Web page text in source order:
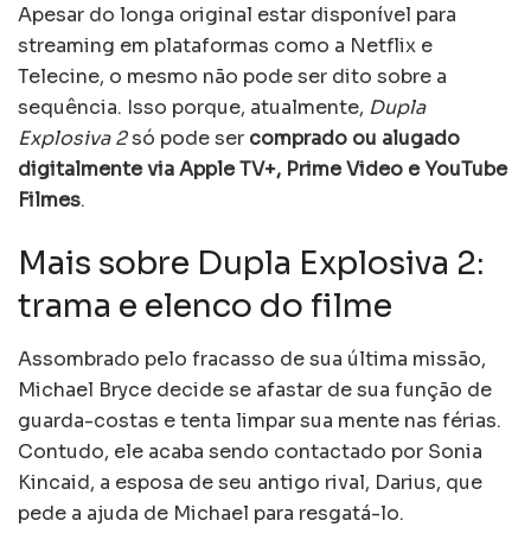
Apesar do longa original estar disponível para
streaming em plataformas como a Netflix e
Telecine, o mesmo não pode ser dito sobre a
sequência. Isso porque, atualmente, Dupla
Explosiva 2só pode ser comprado ou alugado
digitalmente via Apple TV+, Prime Video e YouTube
Filmes.
Mais sobre Dupla Explosiva 2:
trama e elenco do filme
Assombrado pelo fracasso de sua última missão,
Michael Bryce decide se afastar de sua função de
guarda-costas e tenta limpar sua mente nas férias.
Contudo, ele acaba sendo contactado por Sonia
Kincaid, a esposa de seu antigo rival, Darius, que
pede a ajuda de Michael para resgatá-lo.